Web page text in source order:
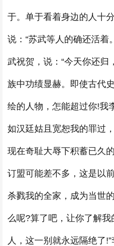
于。单于看着身边的人十
说：“苏武等人的确还活着
武祝贺，说：“今天你还归
族中功绩显赫。即使古代
绘的人物，怎能超过你!我
如汉廷姑且宽恕我的罪过
现在奇耻大辱下积蓄已久
订盟可能差不多，这是以
杀戮我的全家，成为当世
么呢?算了吧，让你了解
人，这一别就永远隔绝了